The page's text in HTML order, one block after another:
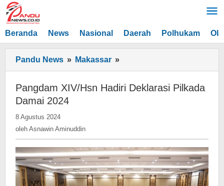
Lewati
ke
konten
Beranda News Nasional Daerah Polhukam
Pandu News » Makassar »
XIV/Hsn
Hadiri
Pangdam XIV/Hsn Hadiri Deklarasi Pilkada
Damai 2024
8 Agustus 2024
Asnawin
oleh Asnawin Aminuddin